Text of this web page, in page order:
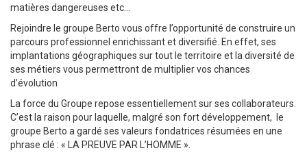
matières dangereuses etc…
Rejoindre le groupe Berto vous offre l’opportunité de construire un
parcours professionnel enrichissant et diversifié. En effet, ses
implantations géographiques sur tout le territoire et la diversité de
ses métiers vous permettront de multiplier vos chances
d’évolution
La force du Groupe repose essentiellement sur ses collaborateurs.
C’est la raison pour laquelle, malgré son fort développement, le
groupe Berto a gardé ses valeurs fondatrices résumées en une
phrase clé : « LA PREUVE PAR L’HOMME ».